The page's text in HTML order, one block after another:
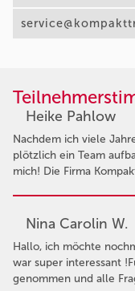
Heike Pahlow
Nachdem ich viele
plötzlich ein Team
mich! Die Firma
Nina Carolin W.
Hallo, ich möchte
war super interessant
genommen und alle